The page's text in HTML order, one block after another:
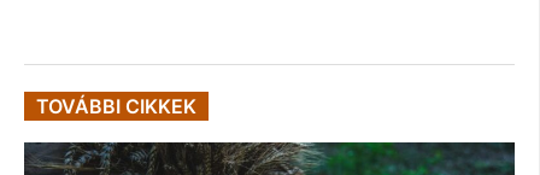
TOVÁBBI CIKKEK